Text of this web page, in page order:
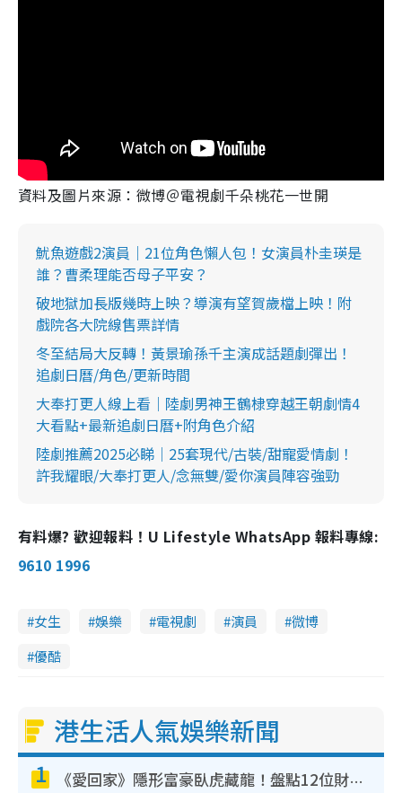
資料及圖片來源：微博＠電視劇千朵桃花一世開
魷魚遊戲2演員｜21位角色懶人包！女演員朴圭瑛是
誰？曹柔理能否母子平安？
破地獄加長版幾時上映？導演有望賀歲檔上映！附
戲院各大院線售票詳情
冬至結局大反轉！黃景瑜孫千主演成話題劇彈出！
追劇日曆/角色/更新時間
大奉打更人線上看｜陸劇男神王鶴棣穿越王朝劇情4
大看點+最新追劇日曆+附角色介紹
陸劇推薦2025必睇｜25套現代/古裝/甜寵愛情劇！
許我耀眼/大奉打更人/念無雙/愛你演員陣容強勁
有料爆? 歡迎報料！U Lifestyle WhatsApp 報料專線:
9610 1996
女生 娛樂 電視劇 演員
微博
優酷
港生活人氣娛樂新聞
1 《愛回家》隱形富豪臥虎藏龍！盤點12位財氣逼人的有錢藝人：呢位靚女3億身家唔憂做